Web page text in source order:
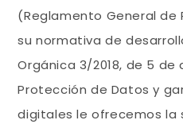
(Reglamento General
su normativa de
Orgánica 3/2018, de 5 de
Protección de Datos y
digitales le ofrecemos la